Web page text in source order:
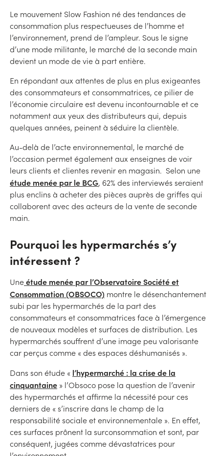
Le mouvement Slow Fashion né des tendances de
consommation plus respectueuses de l’homme et
l’environnement, prend de l’ampleur. Sous le signe
d’une mode militante, le marché de la seconde main
devient un mode de vie à part entière.
En répondant aux attentes de plus en plus exigeantes
des consommateurs et consommatrices, ce pilier de
l’économie circulaire est devenu incontournable et ce
notamment aux yeux des distributeurs qui, depuis
quelques années, peinent à séduire la clientèle.
Au-delà de l’acte environnemental, le marché de
l’occasion permet également aux enseignes de voir
leurs clients et clientes revenir en magasin. Selon une
étude menée par le BCG, 62% des interviewés seraient
plus enclins à acheter des pièces auprès de griffes qui
collaborent avec des acteurs de la vente de seconde
main.
Pourquoi les hypermarchés s’y
intéressent ?
Uneétude menée par l’Observatoire Société et
Consommation (OBSOCO) montre le désenchantement
subi par les hypermarchés de la part des
consommateurs et consommatrices face à l’émergence
de nouveaux modèles et surfaces de distribution. Les
hypermarchés souffrent d’une image peu valorisante
car perçus comme « des espaces déshumanisés ».
Dans son étude « l’hypermarché : la crise de la
cinquantaine » l’Obsoco pose la question de l’avenir
des hypermarchés et affirme la nécessité pour ces
derniers de « s’inscrire dans le champ de la
responsabilité sociale et environnementale ». En effet,
ces surfaces prônent la surconsommation et sont, par
conséquent, jugées comme dévastatrices pour